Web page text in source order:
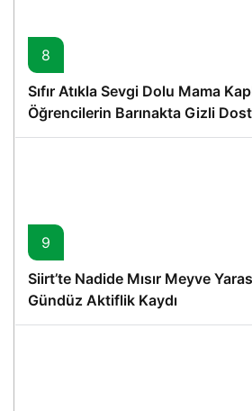
8
Sıfır Atıkla Sevgi Dolu Mama
Öğrencilerin Barınakta Gizli
Proje
9
Siirt’te Nadide Mısır Meyve
Gündüz Aktiflik Kaydı